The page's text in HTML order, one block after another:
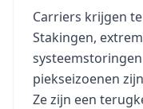
Carriers krijgen
Stakingen,
piekseizoenen
Ze zijn een